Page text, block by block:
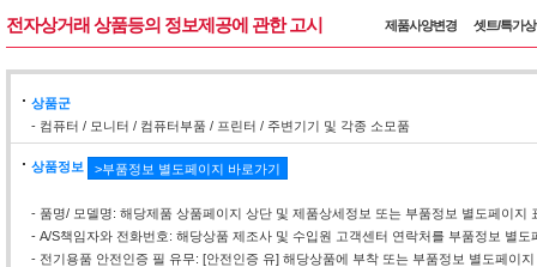
전자상거래 상품등의 정보제공에 관한 고시 제품사양변경 셋트/특가
상품군
- 컴퓨터 / 모니터 / 컴퓨터부품 / 프린터 / 주변기기 및 각종 소모품
상품정보 >부품정보 별도페이지 바로가기
- 품명/ 모델명: 해당제품 상품페이지 상단 및 제품상세정보 또는 부품정보 별도페이지
- A/S책임자와 전화번호: 해당상품 제조사 및 수입원 고객센터 연락처를 부품정보 별도
- 전기용품 안전인증 필 유무: [안전인증 유] 해당상품에 부착 또는 부품정보 별도페이지